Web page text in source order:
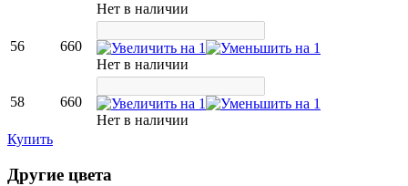
Нет в наличии
56
660
Нет в наличии
58
660
Нет в наличии
Купить
Другие цвета